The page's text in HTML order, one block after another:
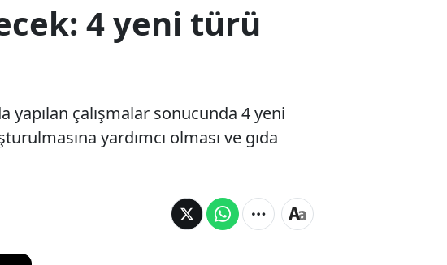
4 yeni türü
yapılan çalışmalar sonucunda 4 yeni
yardımcı olması ve gıda